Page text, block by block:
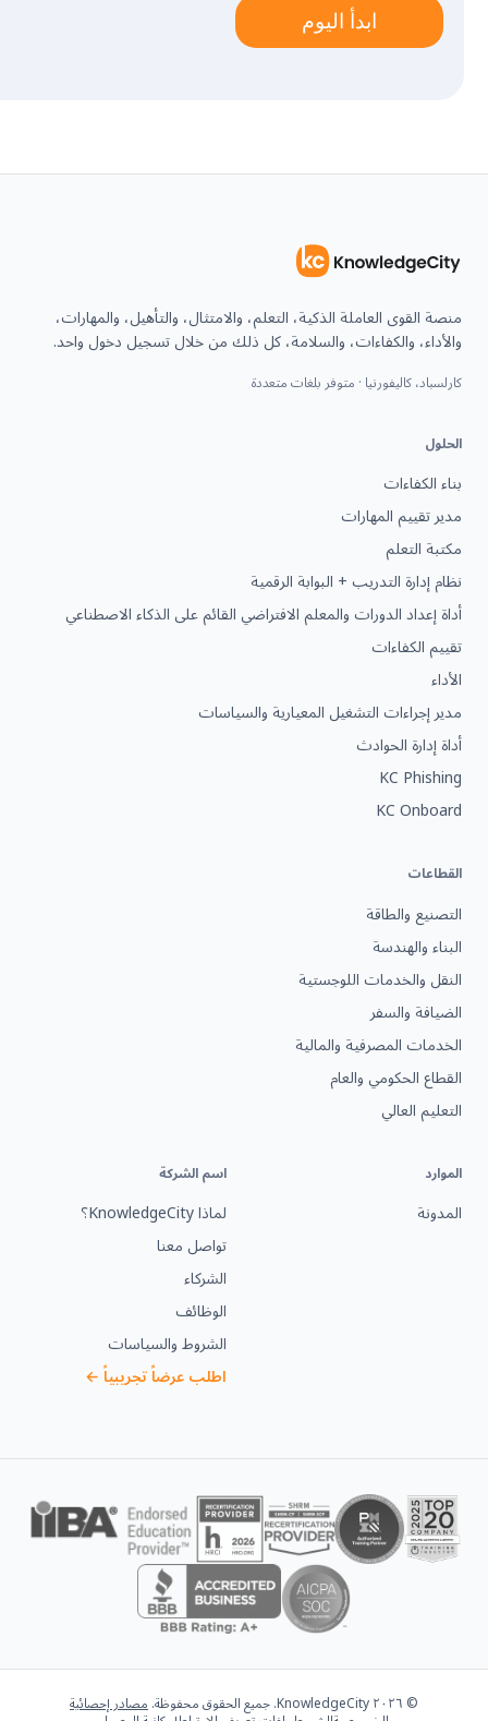
ابدأ اليوم
منصة القوى العاملة الذكية، التعلم، والامتثال، والتأهيل، والمهارات،
والأداء، والكفاءات، والسلامة، كل ذلك من خلال تسجيل دخول واحد.
كارلسباد، كاليفورنيا · متوفر بلغات متعددة
الحلول
بناء الكفاءات
مدير تقييم المهارات
مكتبة التعلم
نظام إدارة التدريب + البوابة الرقمية
أداة إعداد الدورات والمعلم الافتراضي القائم على الذكاء الاصطناعي
تقييم الكفاءات
الأداء
مدير إجراءات التشغيل المعيارية والسياسات
أداة إدارة الحوادث
KC Phishing
KC Onboard
القطاعات
التصنيع والطاقة
البناء والهندسة
النقل والخدمات اللوجستية
الضيافة والسفر
الخدمات المصرفية والمالية
القطاع الحكومي والعام
التعليم العالي
الموارد
المدونة
اسم الشركة
لماذا KnowledgeCity؟
تواصل معنا
الشركاء
الوظائف
الشروط والسياسات
اطلب عرضاً تجريبياً ←
© ٢٠٢٦ KnowledgeCity. جميع الحقوق محفوظة. مصادر إحصائية